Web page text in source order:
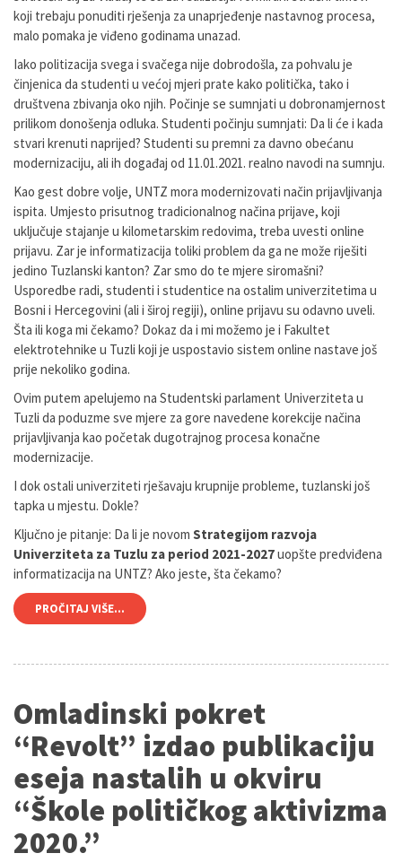
koji trebaju ponuditi rješenja za unaprjeđenje nastavnog procesa,
malo pomaka je viđeno godinama unazad.
Iako politizacija svega i svačega nije dobrodošla, za pohvalu je
činjenica da studenti u većoj mjeri prate kako politička, tako i
društvena zbivanja oko njih. Počinje se sumnjati u dobronamjernost
prilikom donošenja odluka. Studenti počinju sumnjati: Da li će i kada
stvari krenuti naprijed? Studenti su premni za davno obećanu
modernizaciju, ali ih događaj od 11.01.2021. realno navodi na sumnju.
Kao gest dobre volje, UNTZ mora modernizovati način prijavljivanja
ispita. Umjesto prisutnog tradicionalnog načina prijave, koji
uključuje stajanje u kilometarskim redovima, treba uvesti online
prijavu. Zar je informatizacija toliki problem da ga ne može riješiti
jedino Tuzlanski kanton? Zar smo do te mjere siromašni?
Usporedbe radi, studenti i studentice na ostalim univerzitetima u
Bosni i Hercegovini (ali i široj regiji), online prijavu su odavno uveli.
Šta ili koga mi čekamo? Dokaz da i mi možemo je i Fakultet
elektrotehnike u Tuzli koji je uspostavio sistem online nastave još
prije nekoliko godina.
Ovim putem apelujemo na Studentski parlament Univerziteta u
Tuzli da poduzme sve mjere za gore navedene korekcije načina
prijavljivanja kao početak dugotrajnog procesa konačne
modernizacije.
I dok ostali univerziteti rješavaju krupnije probleme, tuzlanski još
tapka u mjestu. Dokle?
Ključno je pitanje: Da li je novom Strategijom razvoja
Univerziteta za Tuzlu za period 2021-2027uopšte predviđena
informatizacija na UNTZ? Ako jeste, šta čekamo?
PROČITAJ VIŠE...
Omladinski pokret
“Revolt” izdao publikaciju
eseja nastalih u okviru
“Škole političkog aktivizma
2020.”